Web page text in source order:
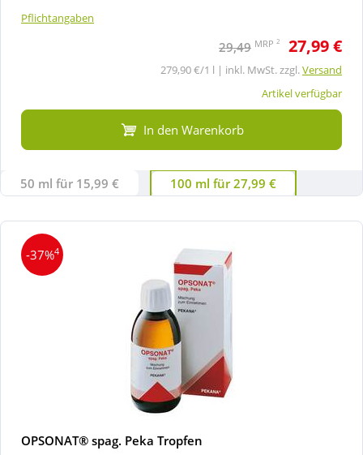
Pflichtangaben
29,49 MRP 2 27,99 €
279,90 €/1 l | inkl. MwSt. zzgl.Versand
Artikel verfügbar
In den Warenkorb
50 ml für 15,99 € 100 ml für 27,99 €
-37%4
OPSONAT® spag. Peka Tropfen